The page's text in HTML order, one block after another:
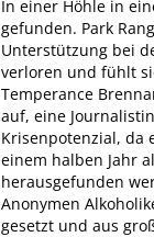
In einer Höhle in
gefunden. Park
Unterstützung bei
verloren und fühlt
Temperance
auf, eine
Krisenpotenzial, da
einem halben Jahr
herausgefunden
Anonymen
gesetzt und aus